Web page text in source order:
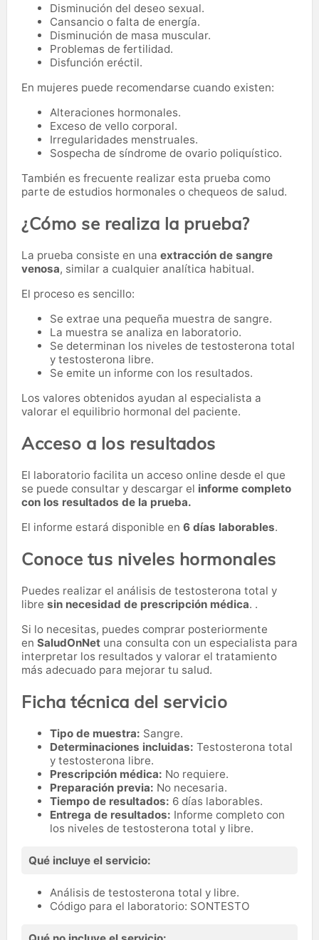
Disminución del deseo sexual.
Cansancio o falta de energía.
Disminución de masa muscular.
Problemas de fertilidad.
Disfunción eréctil.
En mujeres puede recomendarse cuando existen:
Alteraciones hormonales.
Exceso de vello corporal.
Irregularidades menstruales.
Sospecha de síndrome de ovario poliquístico.
También es frecuente realizar esta prueba como
parte de estudios hormonales o chequeos de salud.
¿Cómo se realiza la prueba?
La prueba consiste en una extracción de sangre
venosa, similar a cualquier analítica habitual.
El proceso es sencillo:
Se extrae una pequeña muestra de sangre.
La muestra se analiza en laboratorio.
Se determinan los niveles de testosterona total
y testosterona libre.
Se emite un informe con los resultados.
Los valores obtenidos ayudan al especialista a
valorar el equilibrio hormonal del paciente.
Acceso a los resultados
El laboratorio facilita un acceso online desde el que
se puede consultar y descargar el informe completo
con los resultados de la prueba.
El informe estará disponible en 6 días laborables.
Conoce tus niveles hormonales
Puedes realizar el análisis de testosterona total y
libre sin necesidad de prescripción médica. .
Si lo necesitas, puedes comprar posteriormente
en SaludOnNet una consulta con un especialista para
interpretar los resultados y valorar el tratamiento
más adecuado para mejorar tu salud.
Ficha técnica del servicio
Tipo de muestra: Sangre.
Determinaciones incluidas: Testosterona total
y testosterona libre.
Prescripción médica: No requiere.
Preparación previa: No necesaria.
Tiempo de resultados: 6 días laborables.
Entrega de resultados: Informe completo con
los niveles de testosterona total y libre.
Qué incluye el servicio:
Análisis de testosterona total y libre.
Código para el laboratorio: SONTESTO